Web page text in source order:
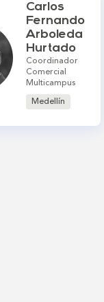
Carlos
Fernando
Arboleda
Hurtado
Coordinador
Comercial
Multicampus
Medellín